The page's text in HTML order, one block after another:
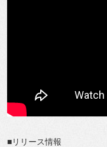
■リリース情報